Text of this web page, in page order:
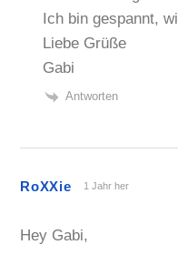
Ich bin gespannt,
Liebe Grüße
Gabi
Antworten
RoXXie 1 Jahr her
Hey Gabi,